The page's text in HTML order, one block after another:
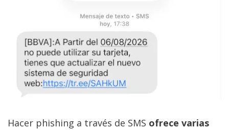
Hacer phishing a través de SMS ofrece varias